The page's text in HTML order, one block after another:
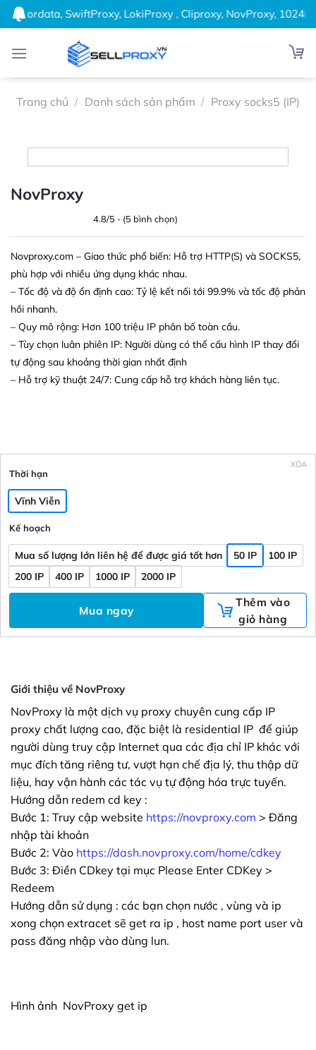
Bỏ
qua
dung
SwiftProxy, LokiProxy , Cliproxy, NovProxy,
Trang chủ / Danh sách sản phẩm / Proxy socks5 (IP)
NovProxy
4.8/5 - (5 bình chọn)
Novproxy.com – Giao thức phổ biến: Hỗ trợ HTTP(S) và SOCKS5,
phù hợp với nhiều ứng dụng khác nhau.
– Tốc độ và độ ổn định cao: Tỷ lệ kết nối tới 99.9% và tốc độ phản
hồi nhanh.
– Quy mô rộng: Hơn 100 triệu IP phân bố toàn cầu.
– Tùy chọn luân phiên IP: Người dùng có thể cấu hình IP thay đổi
tự động sau khoảng thời gian nhất định
– Hỗ trợ kỹ thuật 24/7: Cung cấp hỗ trợ khách hàng liên tục.
Thời hạn
Vĩnh Viễn
Kế hoạch
Mua số lượng lớn liên hệ để được giá tốt hơn 50 IP
100 IP
200 IP
400 IP 1000 IP 2000 IP
XÓA
Thêm vào
giỏ hàng
Mua ngay
Giới thiệu về NovProxy
NovProxy là một dịch vụ proxy chuyên cung cấp IP
proxy chất lượng cao, đặc biệt là residential IP để giúp
người dùng truy cập Internet qua các địa chỉ IP khác với
mục đích tăng riêng tư, vượt hạn chế địa lý, thu thập dữ
liệu, hay vận hành các tác vụ tự động hóa trực tuyến.
Hướng dẫn redem cd key :
Bước 1: Truy cập website https://novproxy.com > Đăng
nhập tài khoản
Bước 2: Vào https://dash.novproxy.com/home/cdkey
Bước 3: Điền CDkey tại mục Please Enter CDKey >
Redeem
Hướng dẫn sử dụng : các bạn chọn nước , vùng và ip
xong chọn extracet sẽ get ra ip , host name port user và
pass đăng nhập vào dùng lun.
Hình ảnh NovProxy get ip